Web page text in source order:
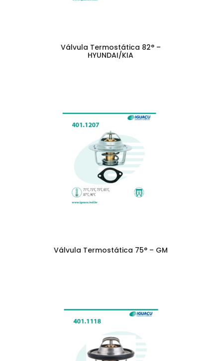
Válvula Termostática 82° –
HYUNDAI/KIA
Válvula Termostática 75° – GM